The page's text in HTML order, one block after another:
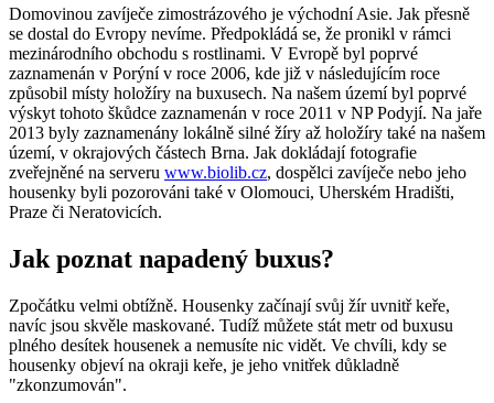
Domovinou zavíječe zimostrázového je východní Asie. Jak přesně
se dostal do Evropy nevíme. Předpokládá se, že pronikl v rámci
mezinárodního obchodu s rostlinami. V Evropě byl poprvé
zaznamenán v Porýní v roce 2006, kde již v následujícím roce
způsobil místy holožíry na buxusech. Na našem území byl poprvé
výskyt tohoto škůdce zaznamenán v roce 2011 v NP Podyjí. Na jaře
2013 byly zaznamenány lokálně silné žíry až holožíry také na našem
území, v okrajových částech Brna. Jak dokládají fotografie
zveřejněné na serveru www.biolib.cz, dospělci zavíječe nebo jeho
housenky byli pozorováni také v Olomouci, Uherském Hradišti,
Praze či Neratovicích.
Jak poznat napadený buxus?
Zpočátku velmi obtížně. Housenky začínají svůj žír uvnitř keře,
navíc jsou skvěle maskované. Tudíž můžete stát metr od buxusu
plného desítek housenek a nemusíte nic vidět. Ve chvíli, kdy se
housenky objeví na okraji keře, je jeho vnitřek důkladně
"zkonzumován".